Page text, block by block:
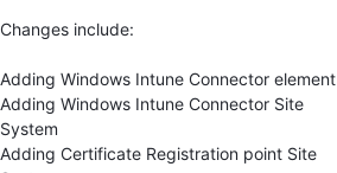
Changes include:
Adding Windows Intune Connector element
Adding Windows Intune Connector Site
System
Adding Certificate Registration point Site